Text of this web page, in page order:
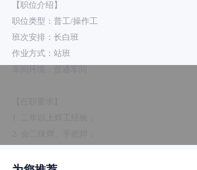
【职位介绍】
职位类型：普工/操作工
班次安排：长白班
作业方式：站班
4. 服从公司其它工作安排；